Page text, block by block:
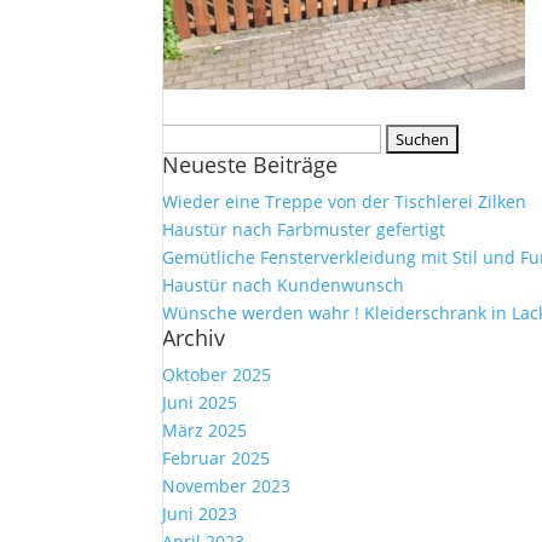
nach:
Neueste Beiträge
Wieder eine Treppe von der Tischlerei Zilken
Haustür nach Farbmuster gefertigt
Gemütliche Fensterverkleidung mit Stil und
Haustür nach Kundenwunsch
Wünsche werden wahr ! Kleiderschrank in
Archiv
Oktober 2025
Juni 2025
März 2025
Februar 2025
November 2023
Juni 2023